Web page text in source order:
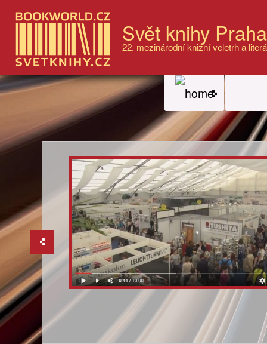
Svět knihy
22. mezinárodní knižní veletrh a